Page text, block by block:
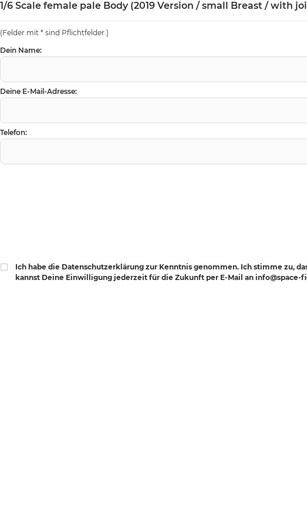
1/6 Scale female pale Body (2019 Version / small Breast / with
(Felder mit * sind Pflichtfelder.)
Dein Name:
Deine E-Mail-Adresse:
Telefon:
Ich habe die Datenschutzerklärung zur Kenntnis genommen. Ich stimme zu,
kannst Deine Einwilligung jederzeit für die Zukunft per E-Mail an info@space-